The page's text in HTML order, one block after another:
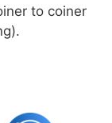
to coiner